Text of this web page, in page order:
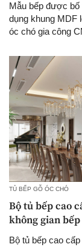
Mẫu bếp được
dụng khung MDF
óc chó gia công
TỦ BẾP GỖ ÓC CHÓ
Bộ tủ bếp cao
không gian
Bộ tủ bếp cao